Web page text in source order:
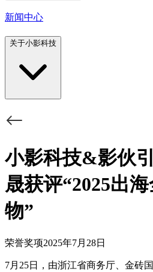
新闻中心
关于小影科技
小影科技&影伙
晟获评“2025出
物”
荣誉奖项2025年7月28日
7月25日，由浙江省商务厅、金砖